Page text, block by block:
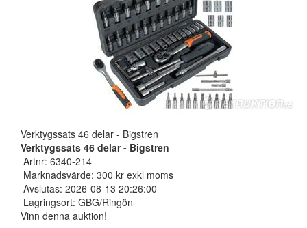
Verktygssats 46 delar - Bigstren
Verktygssats 46 delar - Bigstren
Artnr: 6340-214
Marknadsvärde: 300 kr exkl moms
Avslutas: 2026-08-13 20:26:00
Lagringsort: GBG/Ringön
Vinn denna auktion!